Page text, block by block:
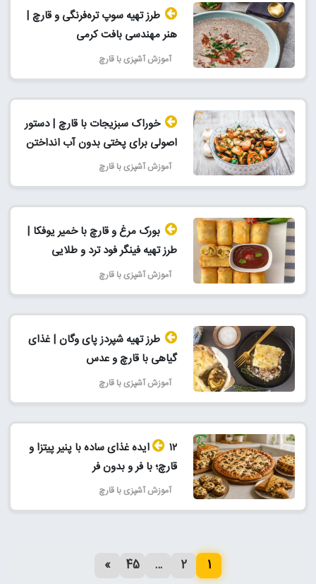
طرز تهیه سوپ تره‌فرنگی و قارچ |
هنر مهندسی بافت کرمی
آموزش آشپزی با قارچ
خوراک سبزیجات با قارچ | دستور
اصولی برای پختی بدون آب انداختن
آموزش آشپزی با قارچ
بورک مرغ و قارچ با خمیر یوفکا |
طرز تهیه فینگر فود ترد و طلایی
آموزش آشپزی با قارچ
طرز تهیه شپردز پای وگان | غذای
گیاهی با قارچ و عدس
آموزش آشپزی با قارچ
۱۲ ایده غذای ساده با پنیر پیتزا و
قارچ؛ با فر و بدون فر
آموزش آشپزی با قارچ
1
2
…
45
»